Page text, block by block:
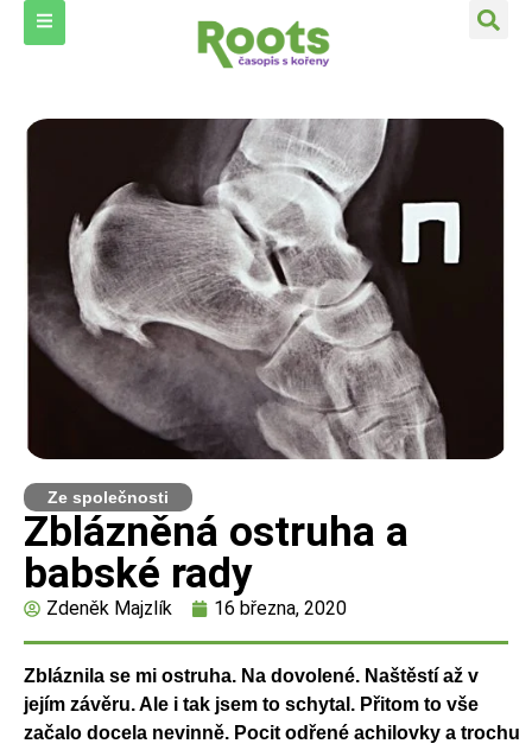
Ze společnosti
Zblázněná ostruha a
babské rady
Zdeněk Majzlík 16 března, 2020
Zbláznila se mi ostruha. Na dovolené. Naštěstí až v
jejím závěru. Ale i tak jsem to schytal. Přitom to vše
začalo docela nevinně. Pocit odřené achilovky a trochu